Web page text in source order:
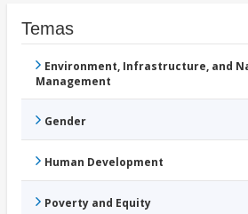
Temas
Environment, Infrastructure, and
Management
Gender
Human Development
Poverty and Equity